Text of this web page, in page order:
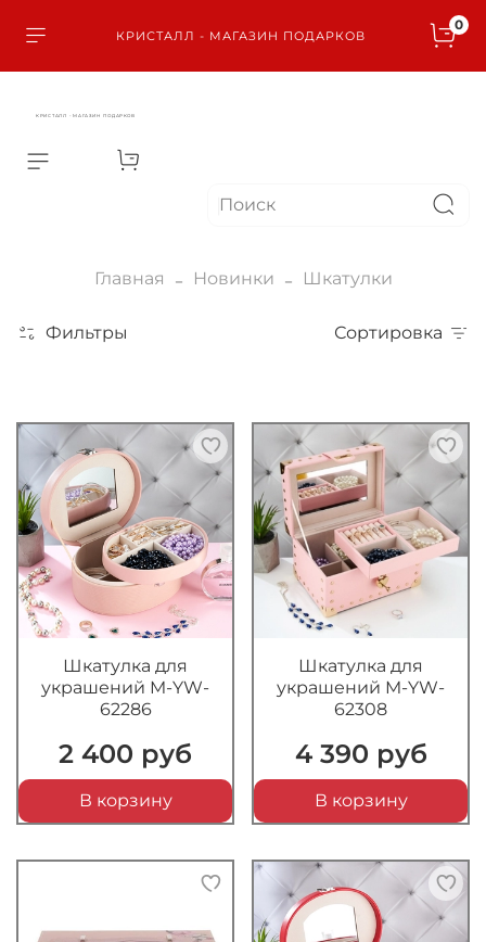
КРИСТАЛЛ - МАГАЗИН ПОДАРКОВ
0
КРИСТАЛЛ - МАГАЗИН ПОДАРКОВ
Главная Новинки Шкатулки
Фильтры Сортировка
Шкатулка для
украшений M-YW-
62286
2 400 руб
В корзину
Шкатулка для
украшений M-YW-
62308
4 390 руб
В корзину